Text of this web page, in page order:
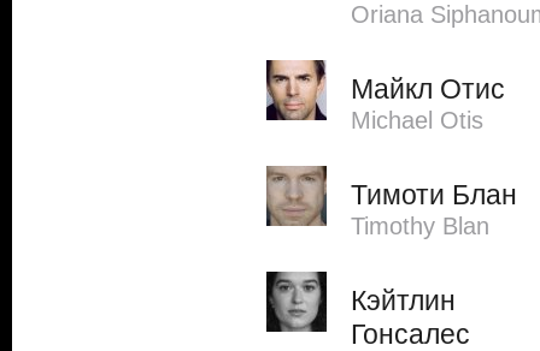
Oriana
Майкл Отис
Michael Otis
Тимоти Блан
Timothy Blan
Кэйтлин
Гонсалес